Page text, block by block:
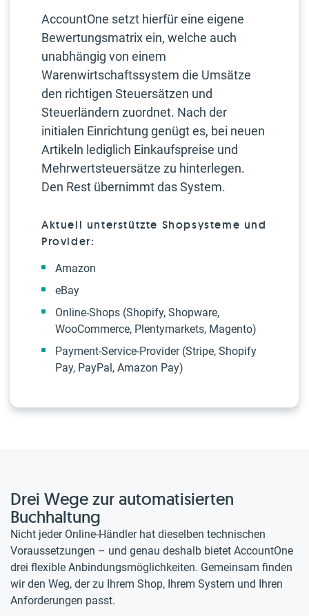
AccountOne setzt hierfür eine eigene
Bewertungsmatrix ein, welche auch
unabhängig von einem
Warenwirtschaftssystem die Umsätze
den richtigen Steuersätzen und
Steuerländern zuordnet. Nach der
initialen Einrichtung genügt es, bei neuen
Artikeln lediglich Einkaufspreise und
Mehrwertsteuersätze zu hinterlegen.
Den Rest übernimmt das System.
Aktuell unterstützte Shopsysteme und
Provider:
Amazon
eBay
Online-Shops (Shopify, Shopware,
WooCommerce, Plentymarkets, Magento)
Payment-Service-Provider (Stripe, Shopify
Pay, PayPal, Amazon Pay)
Drei Wege zur automatisierten
Buchhaltung
Nicht jeder Online-Händler hat dieselben technischen
Voraussetzungen – und genau deshalb bietet AccountOne
drei flexible Anbindungsmöglichkeiten. Gemeinsam finden
wir den Weg, der zu Ihrem Shop, Ihrem System und Ihren
Anforderungen passt.